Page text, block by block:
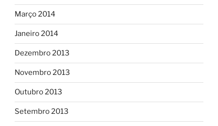
Março 2014
Janeiro 2014
Dezembro 2013
Novembro 2013
Outubro 2013
Setembro 2013